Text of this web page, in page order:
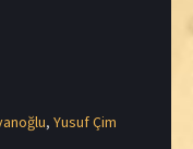
, Yusuf Çim